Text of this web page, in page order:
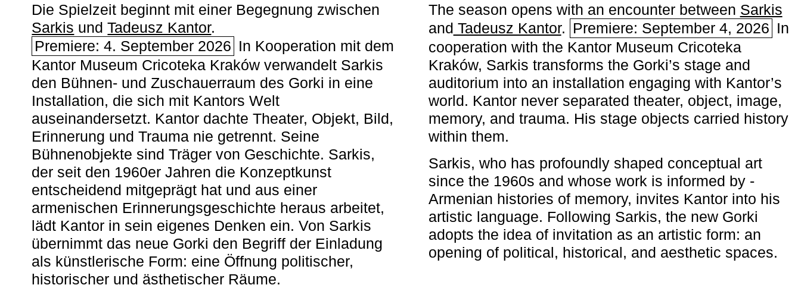
Die Spielzeit beginnt mit einer Begegnung zwischen
Sarkis undTadeusz Kantor.
Premiere: 4. September 2026 In Kooperation mit dem
Kantor Museum Cricoteka Kraków verwandelt Sarkis
den Bühnen- und Zuschauerraum des Gorki in eine
Installation, die sich mit Kantors Welt
auseinandersetzt. Kantor dachte Theater, Objekt, Bild,
Erinnerung und Trauma nie getrennt. Seine
Bühnenobjekte sind Träger von Geschichte. Sarkis,
der seit den 1960er Jahren die Konzeptkunst
entscheidend mitgeprägt hat und aus einer
armenischen ­Erinnerungsgeschichte heraus arbeitet,
lädt Kantor in sein eigenes Denken ein. Von Sarkis
übernimmt das neue Gorki den Begriff der Einladung
als künstlerische Form: eine Öffnung politischer,
historischer und ästhetischer Räume.
The season opens with an encounter between Sarkis
and Tadeusz Kantor. Premiere: September 4, 2026 In
cooperation with the ­Kantor Museum Cricoteka
Kraków, Sarkis transforms the Gorki’s stage and
auditorium into an installation engaging with Kantor’s
world. Kantor never separated theater, object, image,
memory, and trauma. His stage objects carried history
within them.
Sarkis, who has profoundly shaped conceptual art
since the 1960s and whose work is informed by ­
Armenian histories of memory, invites Kantor into his
artistic language. Following Sarkis, the new Gorki
adopts the idea of invitation as an artistic form: an
opening of political, historical, and aesthetic spaces.